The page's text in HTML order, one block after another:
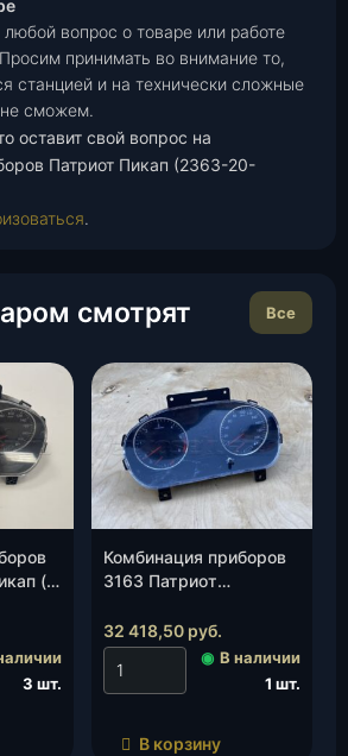
вопрос о товаре или работе
принимать во внимание то,
станцией и на технически сложные
не сможем.
оставит свой вопрос на
Патриот Пикап (2363-20-
.
смотрят Все
(с
3 шт.
Комбинация приборов
3163 Патриот
(3163-00-3801040-40)
, шт.
32 418,50 руб.
◉ В наличии
1 шт.
В корзину